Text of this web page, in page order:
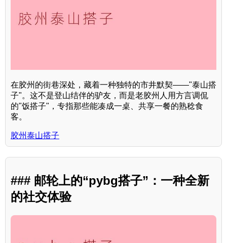
在胶州的街巷深处，藏着一种独特的市井默契——"泰山搭
子"。这不是登山结伴的驴友，而是老胶州人用方言调侃
的"饭搭子"，专指那些能凑成一桌、共享一餐的熟稔食
客。
胶州泰山搭子
### 邮轮上的“pybg搭子”：一种全新
的社交体验